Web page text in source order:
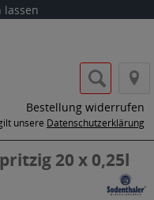
lassen
Bestellung widerrufen
unsere Datenschutzerklärung
20 x 0,25l